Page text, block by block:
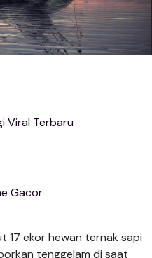
Viral Terbaru
Gacor
17 ekor hewan ternak sapi
tenggelam di saat